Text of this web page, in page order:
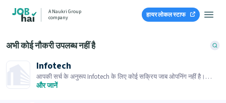
A Naukri Group
company
हायर लोकल स्टाफ
अभी कोई नौकरी उपलब्ध नहीं है
Infotech
आपकी सर्च के अनुरूप Infotech के लिए कोई सक्रिय जाब ओपनिंग नहीं है।
समान जाब ओपनिंग्स ब्राउज़ करें।
और जानें